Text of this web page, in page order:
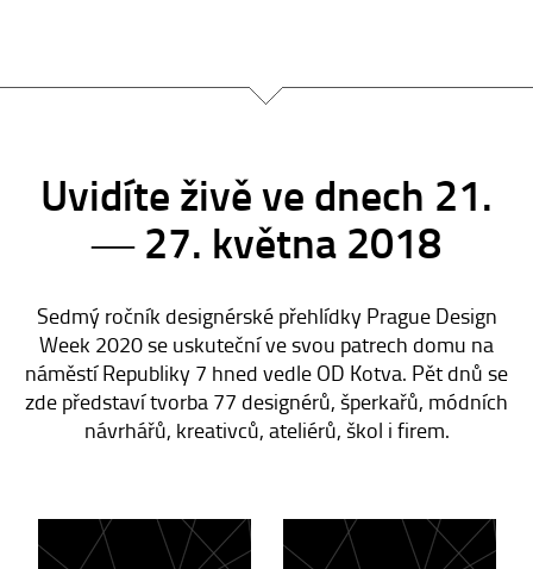
Uvidíte živě ve dnech 21.
― 27. května 2018
Sedmý ročník designérské přehlídky Prague Design
Week 2020 se uskuteční ve svou patrech domu na
náměstí Republiky 7 hned vedle OD Kotva. Pět dnů se
zde představí tvorba 77 designérů, šperkařů, módních
návrhářů, kreativců, ateliérů, škol i firem.